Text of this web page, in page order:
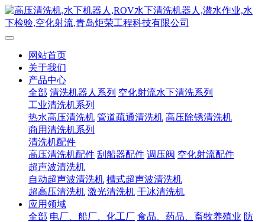
网站首页
关于我们
产品中心
全部 清洗机器人系列 空化射流水下清洗系列
工业清洗机系列
热水高压清洗机 管道疏通清洗机 高压除锈清洗机
商用清洗机系列
清洗机配件
高压清洗机配件 刮船器配件 调压阀 空化射流配件
超声波清洗机
自动超声波清洗机 槽式超声波清洗机
超高压清洗机 激光清洗机 干冰清洗机
应用领域
全部 电厂、船厂、化工厂 食品、药品、畜牧养殖业 防